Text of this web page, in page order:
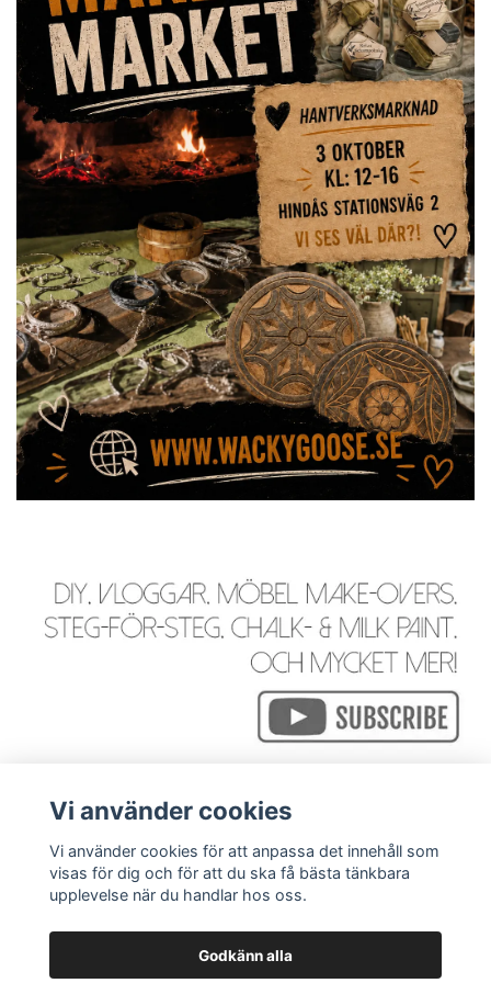
Läs mer
Vi använder cookies
Vi använder cookies för att anpassa det innehåll som
visas för dig och för att du ska få bästa tänkbara
upplevelse när du handlar hos oss.
Godkänn alla